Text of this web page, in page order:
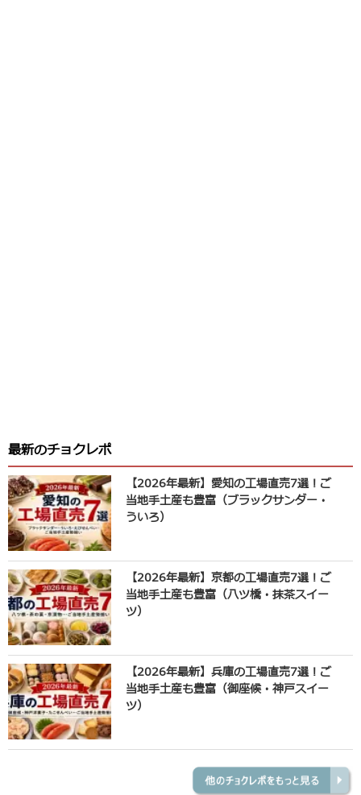
最新のチョクレポ
【2026年最新】愛知の工場直売7選！ご
当地手土産も豊富（ブラックサンダー・
ういろ）
【2026年最新】京都の工場直売7選！ご
当地手土産も豊富（八ツ橋・抹茶スイー
ツ）
【2026年最新】兵庫の工場直売7選！ご
当地手土産も豊富（御座候・神戸スイー
ツ）